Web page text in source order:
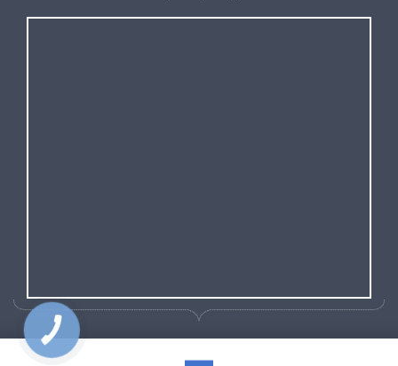
ЗАКАЗАТЬ ОБРАТНЫЙ ЗВОНОК
КНОПКА
ЗВ'ЯЗКУ